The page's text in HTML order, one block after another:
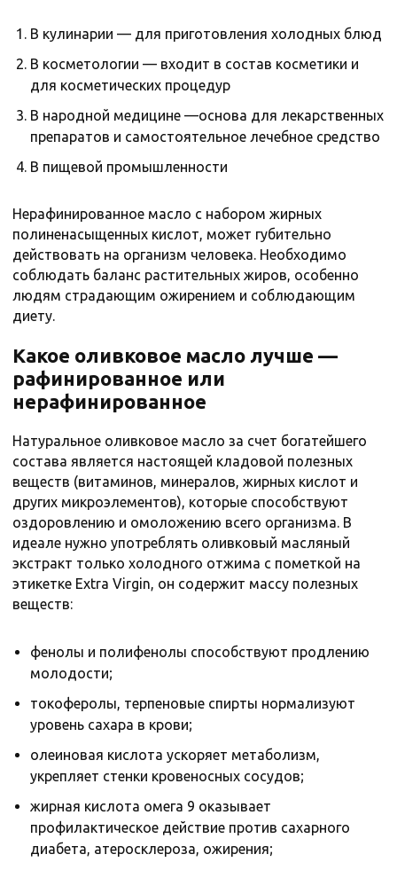
В кулинарии — для приготовления холодных блюд
В косметологии — входит в состав косметики и
для косметических процедур
В народной медицине —основа для лекарственных
препаратов и самостоятельное лечебное средство
В пищевой промышленности
Нерафинированное масло с набором жирных
полиненасыщенных кислот, может губительно
действовать на организм человека. Необходимо
соблюдать баланс растительных жиров, особенно
людям страдающим ожирением и соблюдающим
диету.
Какое оливковое масло лучше —
рафинированное или
нерафинированное
Натуральное оливковое масло за счет богатейшего
состава является настоящей кладовой полезных
веществ (витаминов, минералов, жирных кислот и
других микроэлементов), которые способствуют
оздоровлению и омоложению всего организма. В
идеале нужно употреблять оливковый масляный
экстракт только холодного отжима с пометкой на
этикетке Extra Virgin, он содержит массу полезных
веществ:
фенолы и полифенолы способствуют продлению
молодости;
токоферолы, терпеновые спирты нормализуют
уровень сахара в крови;
олеиновая кислота ускоряет метаболизм,
укрепляет стенки кровеносных сосудов;
жирная кислота омега 9 оказывает
профилактическое действие против сахарного
диабета, атеросклероза, ожирения;